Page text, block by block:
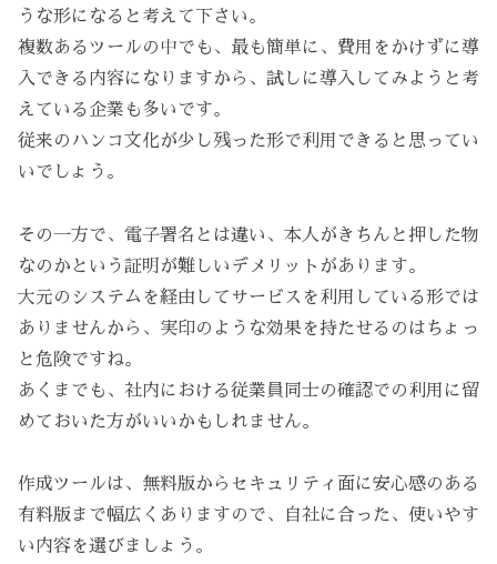
うな形になると考えて下さい。
複数あるツールの中でも、最も簡単に、費用をかけずに導
入できる内容になりますから、試しに導入してみようと考
えている企業も多いです。
従来のハンコ文化が少し残った形で利用できると思ってい
いでしょう。
その一方で、電子署名とは違い、本人がきちんと押した物
なのかという証明が難しいデメリットがあります。
大元のシステムを経由してサービスを利用している形では
ありませんから、実印のような効果を持たせるのはちょっ
と危険ですね。
あくまでも、社内における従業員同士の確認での利用に留
めておいた方がいいかもしれません。
作成ツールは、無料版からセキュリティ面に安心感のある
有料版まで幅広くありますので、自社に合った、使いやす
い内容を選びましょう。